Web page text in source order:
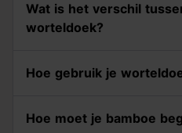
Wat is het verschil
worteldoek?
Hoe gebruik je
Hoe moet je bamboe